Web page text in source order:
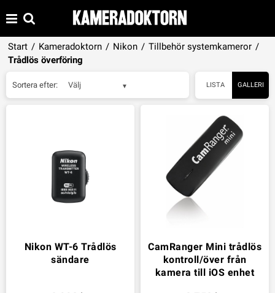
Start / Kameradoktorn / Nikon / Tillbehör systemkameror /
Trådlös överföring
LISTA GALLERI
Sortera efter: Välj
Nikon WT-6 Trådlös
sändare
CamRanger Mini trådlös
kontroll/över från
kamera till iOS enhet